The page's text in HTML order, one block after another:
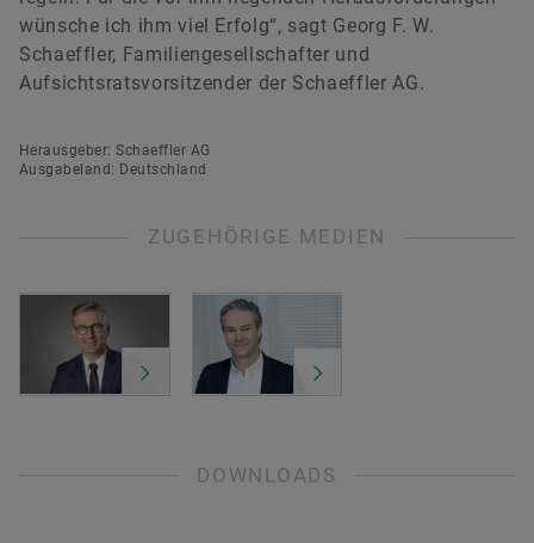
wünsche ich ihm viel Erfolg“, sagt Georg F. W.
Schaeffler, Familiengesellschafter und
Aufsichtsratsvorsitzender der Schaeffler AG.
Herausgeber: Schaeffler AG
Ausgabeland: Deutschland
ZUGEHÖRIGE MEDIEN
DOWNLOADS